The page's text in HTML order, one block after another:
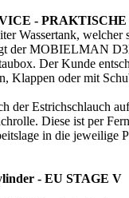
-
Wassertank, welcher
der MOBIELMAN
Der Kunde
Klappen oder mit
der Estrichschlauch
Diese ist per
in die jeweilige
- EU STAGE V